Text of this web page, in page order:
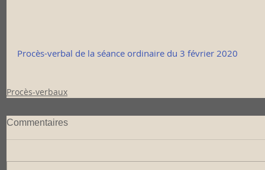
Procès-verbal de la séance ordinaire du 3 février 2020
Procès-verbaux
Commentaires